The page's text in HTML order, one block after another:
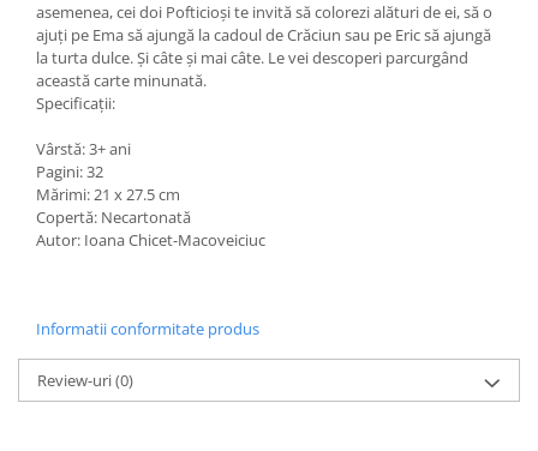
asemenea, cei doi Pofticioși te invită să colorezi alături de ei, să o
ajuți pe Ema să ajungă la cadoul de Crăciun sau pe Eric să ajungă
la turta dulce. Și câte și mai câte. Le vei descoperi parcurgând
această carte minunată.
Specificații:
Vârstă: 3+ ani
Pagini: 32
Mărimi: 21 x 27.5 cm
Copertă: Necartonată
Autor: Ioana Chicet-Macoveiciuc
Informatii conformitate produs
Review-uri(0)